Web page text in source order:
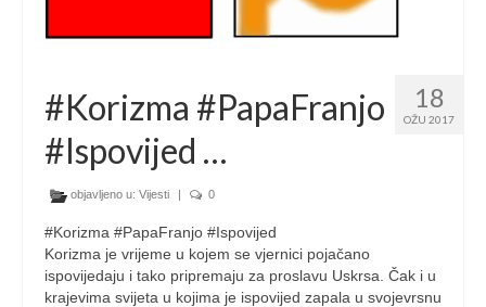
18
OŽU 2017
#Korizma #PapaFranjo
#Ispovijed …
objavljeno u: Vijesti | 0
#Korizma #PapaFranjo #Ispovijed
Korizma je vrijeme u kojem se vjernici pojačano
ispovijedaju i tako pripremaju za proslavu Uskrsa. Čak i u
krajevima svijeta u kojima je ispovijed zapala u svojevrsnu